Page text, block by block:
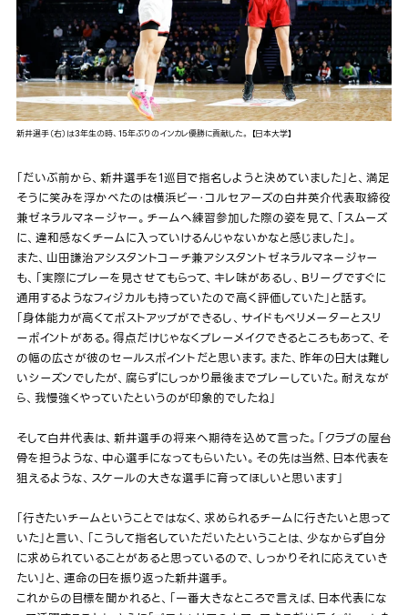
新井選手（右）は3年生の時、15年ぶりのインカレ優勝に貢献した。 【日本大学】
「だいぶ前から、新井選手を1巡目で指名しようと決めていました」と、満足
そうに笑みを浮かべたのは横浜ビー・コルセアーズの白井英介代表取締役
兼ゼネラルマネージャー。チームへ練習参加した際の姿を見て、「スムーズ
に、違和感なくチームに入っていけるんじゃないかなと感じました」。
また、山田謙治アシスタントコーチ兼アシスタントゼネラルマネージャー
も、「実際にプレーを見させてもらって、キレ味があるし、Bリーグですぐに
通用するようなフィジカルも持っていたので高く評価していた」と話す。
「身体能力が高くてポストアップができるし、サイドもペリメーターとスリ
ーポイントがある。得点だけじゃなくプレーメイクできるところもあって、そ
の幅の広さが彼のセールスポイントだと思います。また、昨年の日大は難し
いシーズンでしたが、腐らずにしっかり最後までプレーしていた。耐えなが
ら、我慢強くやっていたというのが印象的でしたね」
そして白井代表は、新井選手の将来へ期待を込めて言った。「クラブの屋台
骨を担うような、中心選手になってもらいたい。その先は当然、日本代表を
狙えるような、スケールの大きな選手に育ってほしいと思います」
「行きたいチームということではなく、求められるチームに行きたいと思って
いた」と言い、「こうして指名していただいたということは、少なからず自分
に求められていることがあると思っているので、しっかりそれに応えていき
たい」と、運命の日を振り返った新井選手。
これからの目標を聞かれると、「一番大きなところで言えば、日本代表にな